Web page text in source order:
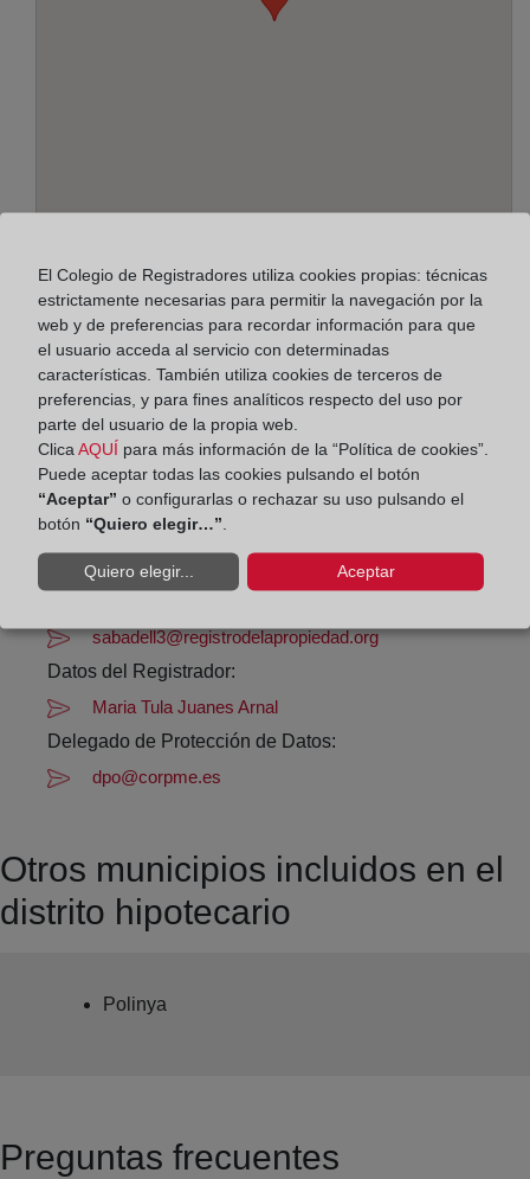
C/ De la República, 31 - 2º piso, 8202
Horario:
De lunes a viernes de 09:00 a 17:00 horas
Agosto: De lunes a viernes de 09:00 a 14:00 horas
Los días 24 y 31 de diciembre de 09:00 a 14:00
horas
Datos de contacto:
(93) 745 74 60
sabadell3@registrodelapropiedad.org
Datos del Registrador:
Maria Tula Juanes Arnal
Delegado de Protección de Datos:
dpo@corpme.es
Otros municipios incluidos en el
distrito hipotecario
Polinya
Preguntas frecuentes
El Colegio de Registradores utiliza cookies propias: técnicas
estrictamente necesarias para permitir la navegación por la
web y de preferencias para recordar información para que
el usuario acceda al servicio con determinadas
características. También utiliza cookies de terceros de
preferencias, y para fines analíticos respecto del uso por
parte del usuario de la propia web.
Clica AQUÍ para más información de la “Política de cookies”.
Puede aceptar todas las cookies pulsando el botón
“Aceptar” o configurarlas o rechazar su uso pulsando el
botón “Quiero elegir…”
Quiero elegir... Aceptar